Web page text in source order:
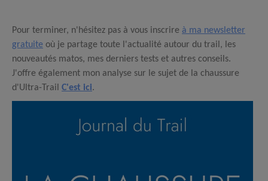
Pour terminer, n'hésitez pas à vous inscrire à ma newsletter
gratuite où je partage toute l'actualité autour du trail, les
nouveautés matos, mes derniers tests et autres conseils.
J'offre également mon analyse sur le sujet de la chaussure
d'Ultra-Trail C'est ici.